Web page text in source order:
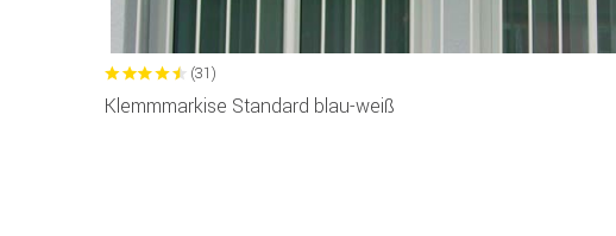
(31)
Klemmmarkise Standard blau-weiß